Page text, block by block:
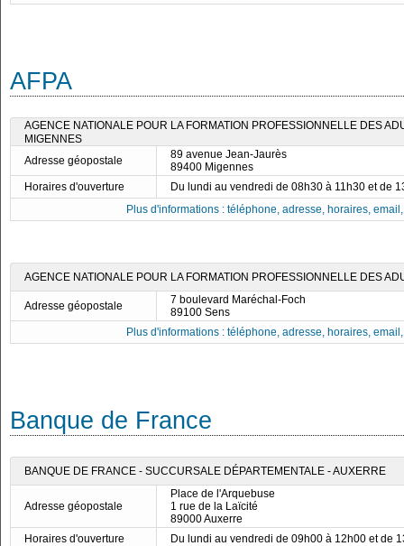
AFPA
AGENCE NATIONALE POUR LA FORMATION PROFESSIONNELLE DES
MIGENNES
Adresse géopostale
89 avenue Jean-Jaurès
89400 Migennes
Horaires d'ouverture
Du lundi au vendredi de 08h30 à 11h30 et de
Plus d'informations : téléphone, adresse, horaires,
AGENCE NATIONALE POUR LA FORMATION PROFESSIONNELLE DES
Adresse géopostale
7 boulevard Maréchal-Foch
89100 Sens
Plus d'informations : téléphone, adresse, horaires,
Banque de France
BANQUE DE FRANCE - SUCCURSALE DÉPARTEMENTALE - AUXERRE
Adresse géopostale
Place de l'Arquebuse
1 rue de la Laïcité
89000 Auxerre
Horaires d'ouverture
Du lundi au vendredi de 09h00 à 12h00 et de